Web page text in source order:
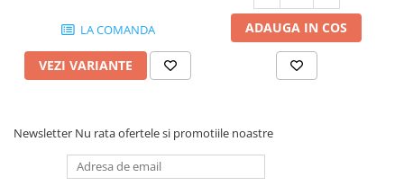
LA COMANDA
VEZI VARIANTE
ADAUGA IN COS
Newsletter Nu rata ofertele si promotiile noastre